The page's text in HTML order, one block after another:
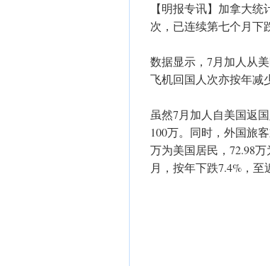
【明报专讯】加拿大
次，已连续第七个月下
数据显示，7月加人从
飞机回国人次亦按年减
虽然7月加人自美国返
100万。同时，外国旅
万为美国居民，72.98
月，按年下跌7.4%，至